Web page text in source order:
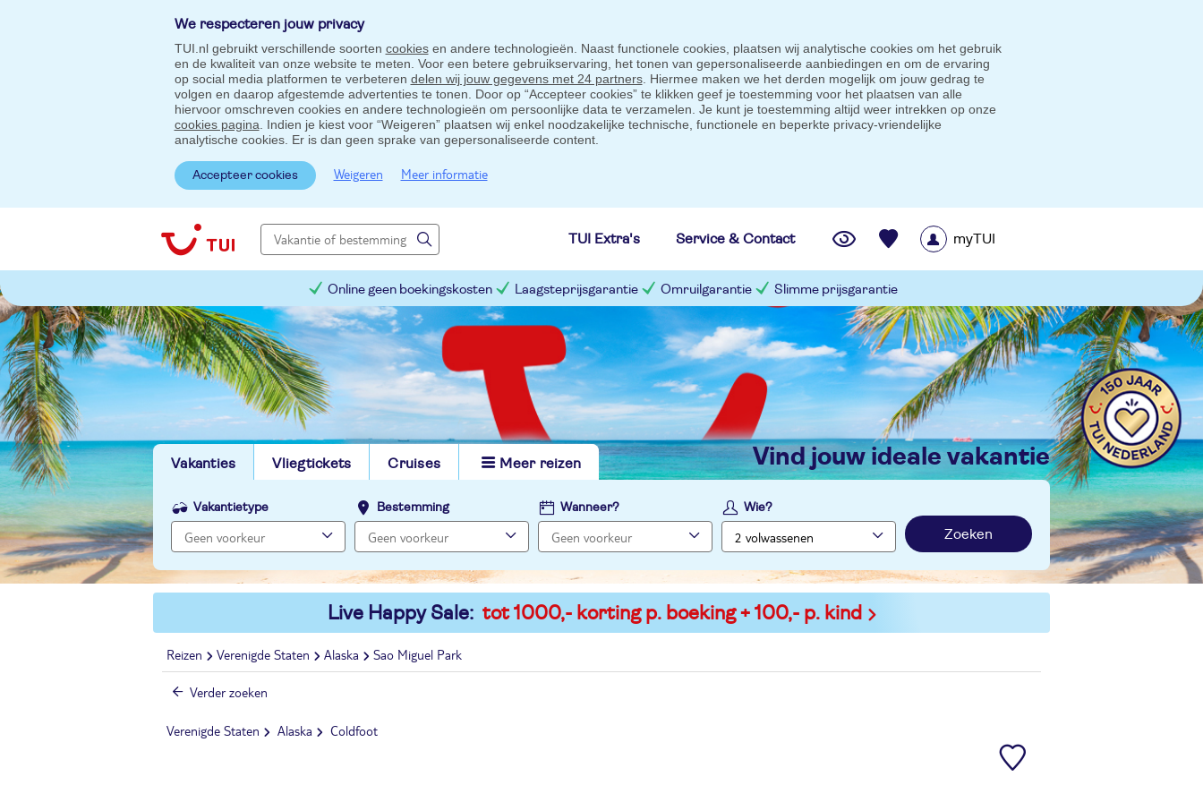
We respecteren jouw privacy
TUI.nl gebruikt verschillende soorten cookiesen andere technologieën. Naast functionele cookies, plaatsen wij analytische cookies om het gebruik
en de kwaliteit van onze website te meten. Voor een betere gebruikservaring, het tonen van gepersonaliseerde aanbiedingen en om de ervaring
op social media platformen te verbeteren delen wij jouw gegevens met 24 partners. Hiermee maken we het derden mogelijk om jouw gedrag te
volgen en daarop afgestemde advertenties te tonen. Door op “Accepteer cookies” te klikken geef je toestemming voor het plaatsen van alle
hiervoor omschreven cookies en andere technologieën om persoonlijke data te verzamelen. Je kunt je toestemming altijd weer intrekken op onze
cookies pagina . Indien je kiest voor “Weigeren” plaatsen wij enkel noodzakelijke technische, functionele en beperkte privacy-vriendelijke
analytische cookies. Er is dan geen sprake van gepersonaliseerde content.
Accepteer cookies Weigeren Meer informatie
TUI Extra's Service & Contact myTUI
Online geen boekingskosten Laagsteprijsgarantie Omruilgarantie Slimme prijsgarantie
Vakanties Vliegtickets Cruises Meer reizen vind jouw ideale vakantie
Vakantietype Bestemming Wanneer? Wie?
Zoeken
Live Happy Sale: tot 1000,- korting p. boeking + 100,- p. kind
Reizen Verenigde Staten Alaska Sao Miguel Park
Verder zoeken
Verenigde Staten Alaska Coldfoot